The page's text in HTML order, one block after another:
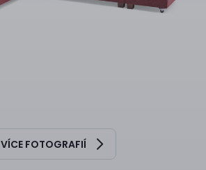
VÍCE FOTOGRAFIÍ